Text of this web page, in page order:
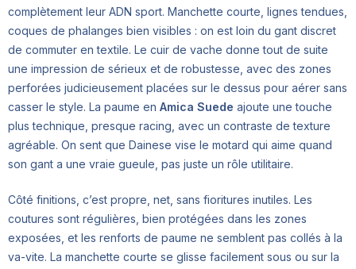
complètement leur ADN sport. Manchette courte, lignes tendues,
coques de phalanges bien visibles : on est loin du gant discret
de commuter en textile. Le cuir de vache donne tout de suite
une impression de sérieux et de robustesse, avec des zones
perforées judicieusement placées sur le dessus pour aérer sans
casser le style. La paume en Amica Suede ajoute une touche
plus technique, presque racing, avec un contraste de texture
agréable. On sent que Dainese vise le motard qui aime quand
son gant a une vraie gueule, pas juste un rôle utilitaire.
Côté finitions, c’est propre, net, sans fioritures inutiles. Les
coutures sont régulières, bien protégées dans les zones
exposées, et les renforts de paume ne semblent pas collés à la
va-vite. La manchette courte se glisse facilement sous ou sur la